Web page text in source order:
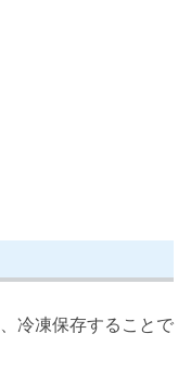
冷凍保存することで